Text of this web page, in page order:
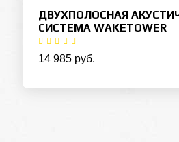
ДВУХПОЛОСНАЯ
СИСТЕМА WAKETOWER
14 985 руб.